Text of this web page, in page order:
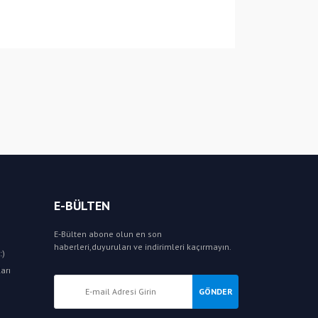
E-BÜLTEN
E-Bülten abone olun en son
haberleri,duyuruları ve indirimleri kaçırmayın.
GÖNDER